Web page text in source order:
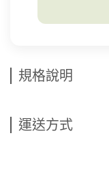
規格說明
運送方式